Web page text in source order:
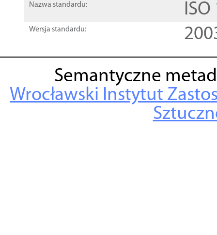
Nazwa standardu:
Wersja standardu:
Semantyczne
Wrocławski Instytut